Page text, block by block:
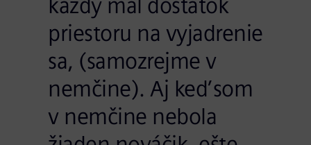
každý mal dostatok
priestoru na vyjadrenie
sa, (samozrejme v
nemčine). Aj keď som
v nemčine nebola